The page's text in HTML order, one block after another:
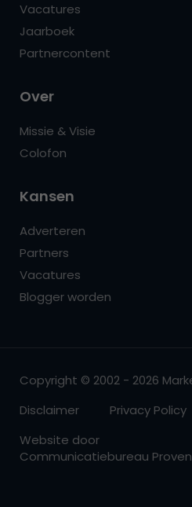
Vacatures
Jaarboek
Partnercontent
Over
Missie & Visie
Colofon
Kansen
Adverteren
Partners
Vacatures
Blogger worden
Copyright © 2002 - 2026
Disclaimer
Privacy Policy
Website door
Communicatiebureau